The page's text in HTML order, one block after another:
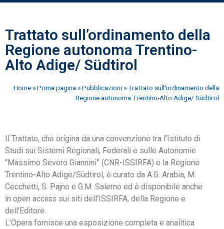
Trattato sull’ordinamento della
Regione autonoma Trentino-
Alto Adige/ Südtirol
Home »Prima pagina »Pubblicazioni »Trattato sull’ordinamento della
Regione autonoma Trentino-Alto Adige/ Südtirol
Il Trattato, che origina da una convenzione tra l’Istituto di
Studi sui Sistemi Regionali, Federali e sulle Autonomie
“Massimo Severo Giannini” (CNR-ISSIRFA) e la Regione
Trentino-Alto Adige/Südtirol, è curato da A.G. Arabia, M.
Cecchetti, S. Pajno e G.M. Salerno ed è disponibile anche
in open access sui siti dell’ISSIRFA, della Regione e
dell’Editore.
L’Opera fornisce una esposizione completa e analitica